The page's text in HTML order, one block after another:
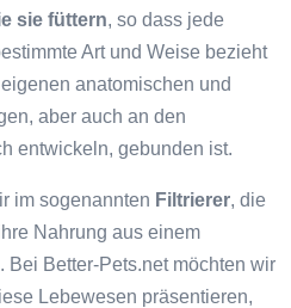
sie füttern, so dass jede
Art und Weise bezieht
anatomischen und
aber auch an den
entwickeln, gebunden ist.
im sogenannten Filtrierer, die
Nahrung aus einem
Bei Better-Pets.net möchten wir
Lebewesen präsentieren,